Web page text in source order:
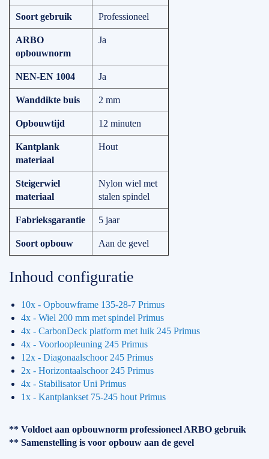
Soort gebruik Professioneel
ARBO
opbouwnorm
Ja
NEN-EN 1004 Ja
Wanddikte buis 2 mm
Opbouwtijd 12 minuten
Kantplank
materiaal
Hout
Steigerwiel
materiaal
Nylon wiel met
stalen spindel
Fabrieksgarantie 5 jaar
Soort opbouw Aan de gevel
Inhoud configuratie
10x - Opbouwframe 135-28-7 Primus
4x - Wiel 200 mm met spindel Primus
4x - CarbonDeck platform met luik 245 Primus
4x - Voorloopleuning 245 Primus
12x - Diagonaalschoor 245 Primus
2x - Horizontaalschoor 245 Primus
4x - Stabilisator Uni Primus
1x - Kantplankset 75-245 hout Primus
** Voldoet aan opbouwnorm professioneel ARBO gebruik
** Samenstelling is voor opbouw aan de gevel